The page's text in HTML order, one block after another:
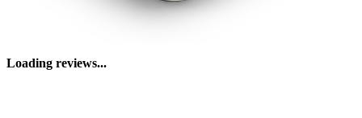
Loading reviews...